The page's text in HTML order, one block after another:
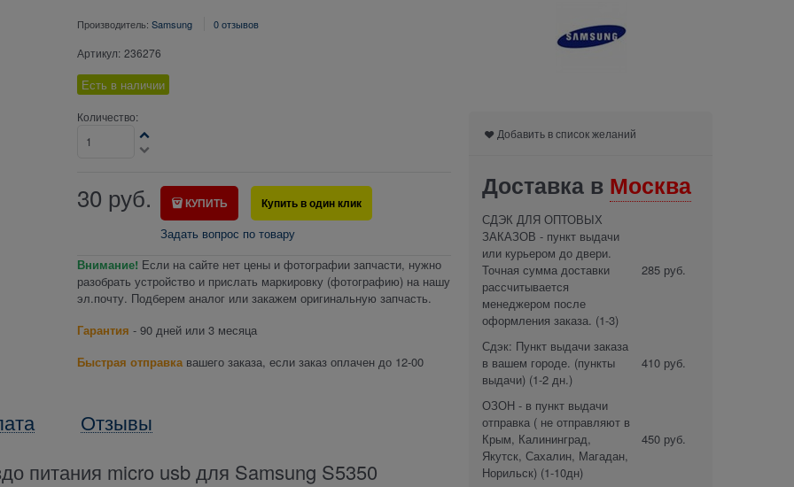
Производитель: Samsung 0 отзывов
Артикул: 236276
Есть в наличии
Количество:
30 руб. КУПИТЬ Купить в один клик
Задать вопрос по товару
Внимание! Если на сайте нет цены и фотографии запчасти, нужно
разобрать устройство и прислать маркировку (фотографию) на нашу
эл.почту. Подберем аналог или закажем оригинальную запчасть.
Гарантия - 90 дней или 3 месяца
Быстрая отправкавашего заказа, если заказ оплачен до 12-00
Отзывы
питания micro usb для Samsung S5350
Добавить в список желаний
Доставка в Москва
СДЭК ДЛЯ ОПТОВЫХ
ЗАКАЗОВ - пункт выдачи
или курьером до двери.
Точная сумма доставки
рассчитывается
менеджером после
оформления заказа. (1-3)
285 руб.
Сдэк: Пункт выдачи заказа
в вашем городе. (пункты
выдачи) (1-2 дн.)
410 руб.
ОЗОН - в пункт выдачи
отправка ( не отправляют в
Крым, Калининград,
Якутск, Сахалин, Магадан,
Норильск) (1-10дн)
450 руб.